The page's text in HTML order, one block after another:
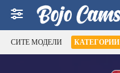
СИТЕ МОДЕЛИ КАТЕГОРИИ